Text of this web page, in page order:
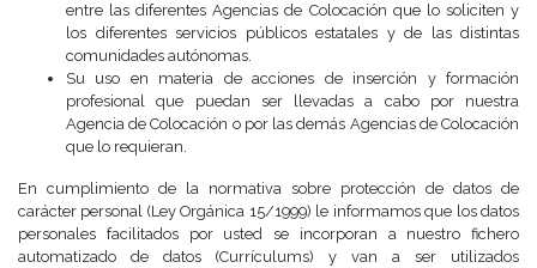
entre las diferentes Agencias de Colocación que lo soliciten y
los diferentes servicios públicos estatales y de las distintas
comunidades autónomas.
Su uso en materia de acciones de inserción y formación
profesional que puedan ser llevadas a cabo por nuestra
Agencia de Colocación o por las demás Agencias de Colocación
que lo requieran.
En cumplimiento de la normativa sobre protección de datos de
carácter personal (Ley Orgánica 15/1999) le informamos que los datos
personales facilitados por usted se incorporan a nuestro fichero
automatizado de datos (Currículums) y van a ser utilizados